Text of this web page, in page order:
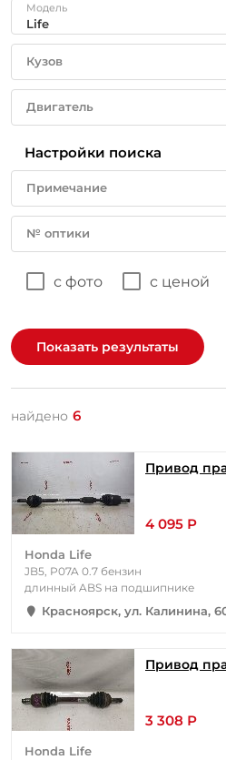
Модель
Кузов
Двигатель
Настройки поиска
Примечание
№ оптики
с фото с ценой
Показать результаты
найдено 6
Привод
4 095 Р
Honda Life
JB5, P07A 0.7 бензин
длинный ABS на подшипнике
Красноярск, ул. Калинина,
Привод
3 308 Р
Honda Life